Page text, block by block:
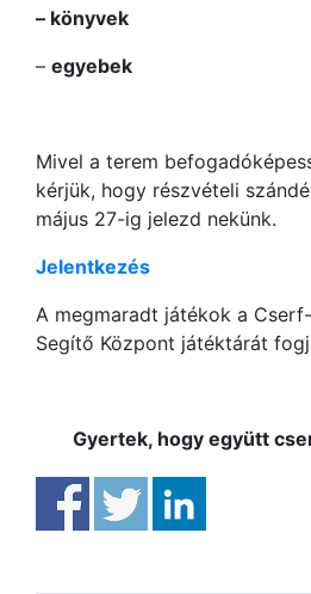
– könyvek
– egyebek
Mivel a terem
kérjük, hogy részvételi
május 27-ig jelezd nekünk.
Jelentkezés
A megmaradt játékok a
Segítő Központ játéktárát
Gyertek, hogy együtt